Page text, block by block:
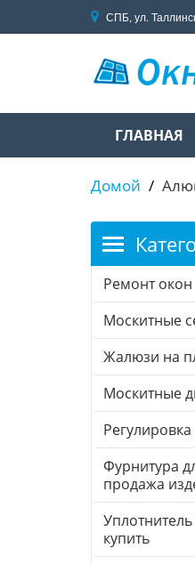
СПБ, ул.
ГЛАВНАЯ
Домой
Ремонт окон
Москитные
Жалюзи на
Москитные
Фурнитура
продажа
купить